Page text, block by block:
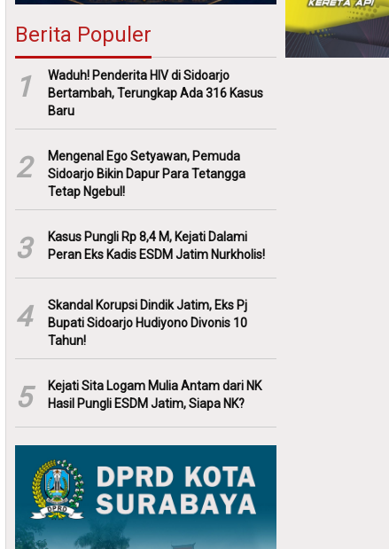
Berita Populer
1
Waduh! Penderita HIV di Sidoarjo
Bertambah, Terungkap Ada 316 Kasus
Baru
2
Mengenal Ego Setyawan, Pemuda
Sidoarjo Bikin Dapur Para Tetangga
Tetap Ngebul!
3
Kasus Pungli Rp 8,4 M, Kejati Dalami
Peran Eks Kadis ESDM Jatim Nurkholis!
4
Skandal Korupsi Dindik Jatim, Eks Pj
Bupati Sidoarjo Hudiyono Divonis 10
Tahun!
5
Kejati Sita Logam Mulia Antam dari NK
Hasil Pungli ESDM Jatim, Siapa NK?